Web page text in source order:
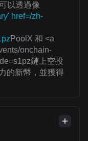
以透過像
href=/zh-
PoolX 和 <a
onchain-
鏈上空投
的新幣，並獲得